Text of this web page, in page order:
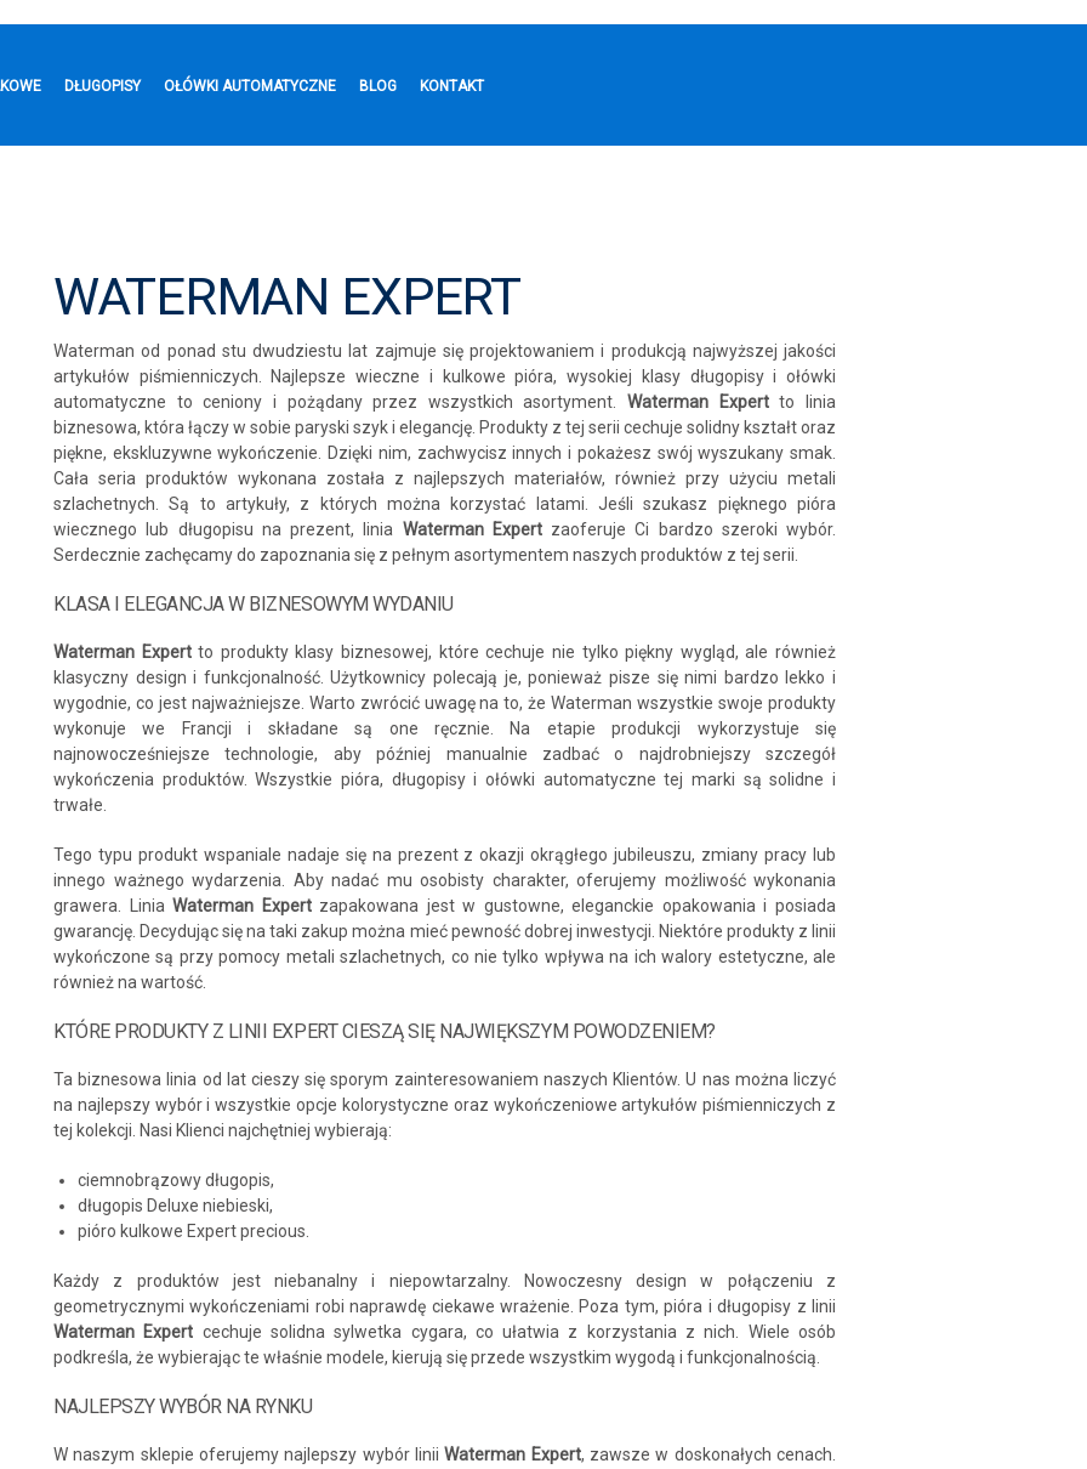
DŁUGOPISY OŁÓWKI AUTOMATYCZNE BLOG KONTAKT
WATERMAN EXPERT
Waterman od ponad stu dwudziestu lat zajmuje się projektowaniem i produkcją najwyższej jakości
artykułów piśmienniczych. Najlepsze wieczne i kulkowe pióra, wysokiej klasy długopisy i ołówki
automatyczne to ceniony i pożądany przez wszystkich asortyment.Waterman Expertto linia
biznesowa, która łączy w sobie paryski szyk i elegancję. Produkty z tej serii cechuje solidny kształt oraz
piękne, ekskluzywne wykończenie. Dzięki nim, zachwycisz innych i pokażesz swój wyszukany smak.
Cała seria produktów wykonana została z najlepszych materiałów, również przy użyciu metali
szlachetnych. Są to artykuły, z których można korzystać latami. Jeśli szukasz pięknego pióra
wiecznego lub długopisu na prezent, linia Waterman Expertzaoferuje Ci bardzo szeroki wybór.
Serdecznie zachęcamy do zapoznania się z pełnym asortymentem naszych produktów z tej serii.
KLASA I ELEGANCJA W BIZNESOWYM WYDANIU
Waterman Expertto produkty klasy biznesowej, które cechuje nie tylko piękny wygląd, ale również
klasyczny design i funkcjonalność. Użytkownicy polecają je, ponieważ pisze się nimi bardzo lekko i
wygodnie, co jest najważniejsze. Warto zwrócić uwagę na to, że Waterman wszystkie swoje produkty
wykonuje we Francji i składane są one ręcznie. Na etapie produkcji wykorzystuje się
najnowocześniejsze technologie, aby później manualnie zadbać o najdrobniejszy szczegół
wykończenia produktów. Wszystkie pióra, długopisy i ołówki automatyczne tej marki są solidne i
trwałe.
Tego typu produkt wspaniale nadaje się na prezent z okazji okrągłego jubileuszu, zmiany pracy lub
innego ważnego wydarzenia. Aby nadać mu osobisty charakter, oferujemy możliwość wykonania
grawera. LiniaWaterman Expertzapakowana jest w gustowne, eleganckie opakowania i posiada
gwarancję. Decydując się na taki zakup można mieć pewność dobrej inwestycji. Niektóre produkty z linii
wykończone są przy pomocy metali szlachetnych, co nie tylko wpływa na ich walory estetyczne, ale
również na wartość.
KTÓRE PRODUKTY Z LINII EXPERT CIESZĄ SIĘ NAJWIĘKSZYM POWODZENIEM?
Ta biznesowa linia od lat cieszy się sporym zainteresowaniem naszych Klientów. U nas można liczyć
na najlepszy wybór i wszystkie opcje kolorystyczne oraz wykończeniowe artykułów piśmienniczych z
tej kolekcji. Nasi Klienci najchętniej wybierają:
ciemnobrązowy długopis,
długopis Deluxe niebieski,
pióro kulkowe Expert precious.
Każdy z produktów jest niebanalny i niepowtarzalny. Nowoczesny design w połączeniu z
geometrycznymi wykończeniami robi naprawdę ciekawe wrażenie. Poza tym, pióra i długopisy z linii
Waterman Expert cechuje solidna sylwetka cygara, co ułatwia z korzystania z nich. Wiele osób
podkreśla, że wybierając te właśnie modele, kierują się przede wszystkim wygodą i funkcjonalnością.
NAJLEPSZY WYBÓR NA RYNKU
W naszym sklepie oferujemy najlepszy wybór liniiWaterman Expert, zawsze w doskonałych cenach.